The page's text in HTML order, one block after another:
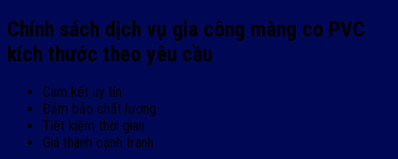
Chính sách dịch vụ gia công màng co PVC
kích thước theo yêu cầu
Cam kết uy tín
Đảm bảo chất lượng
Tiết kiệm thời gian
Giá thành cạnh tranh